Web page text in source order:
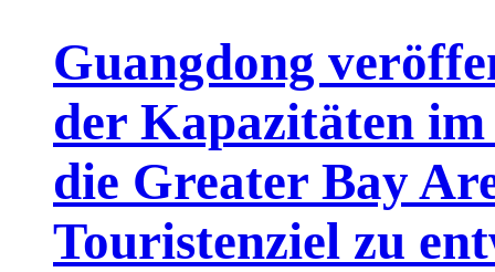
Guangdong
der Kapazitäten
die Greater Bay
Touristenziel zu